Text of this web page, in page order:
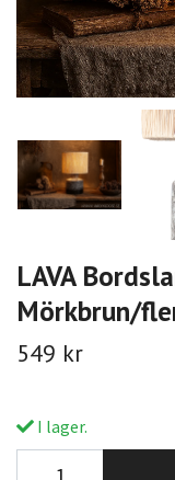
LAVA
Mörkbrun/
549 kr
I lager.